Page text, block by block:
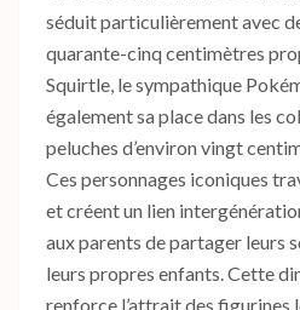
séduit particulièrement avec
quarante-cinq centimètres
Squirtle, le sympathique
également sa place dans les
peluches d’environ vingt
Ces personnages iconiques
et créent un lien
aux parents de partager leurs
leurs propres enfants. Cette
renforce l’attrait des figurines